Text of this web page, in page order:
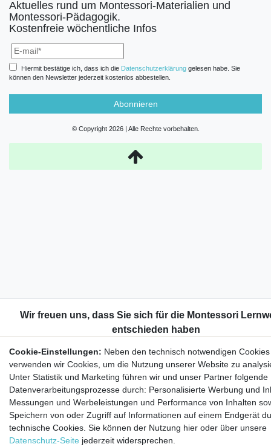
Aktuelles rund um Montessori-Materialien und
Montessori-Pädagogik.
Kostenfreie wöchentliche Infos
Hiermit bestätige ich, dass ich die Daten­schutz­erklärunggelesen habe. Sie
können den Newsletter jederzeit kostenlos abbestellen.
Abonnieren
© Copyright 2026 | Alle Rechte vorbehalten.
Cookie-Einstellungen: Neben den technisch notwendigen Cookies
verwenden wir Cookies, um die Nutzung unserer Website zu
Unter Statistik und Marketing führen wir und unser Partner folgende
Datenverarbeitungsprozesse durch: Personalisierte Werbung und
Messungen und Werbeleistungen und Performance von Inhalten
Speichern von oder Zugriff auf Informationen auf einem Endgerät
technische Cookies. Sie können der Nutzung hier oder über unsere
Datenschutz-Seite jederzeit widersprechen.